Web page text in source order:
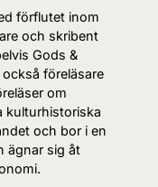
förflutet inom
och skribent
Gods &
föreläsare
om
kulturhistoriska
och bor i en
ägnar sig åt